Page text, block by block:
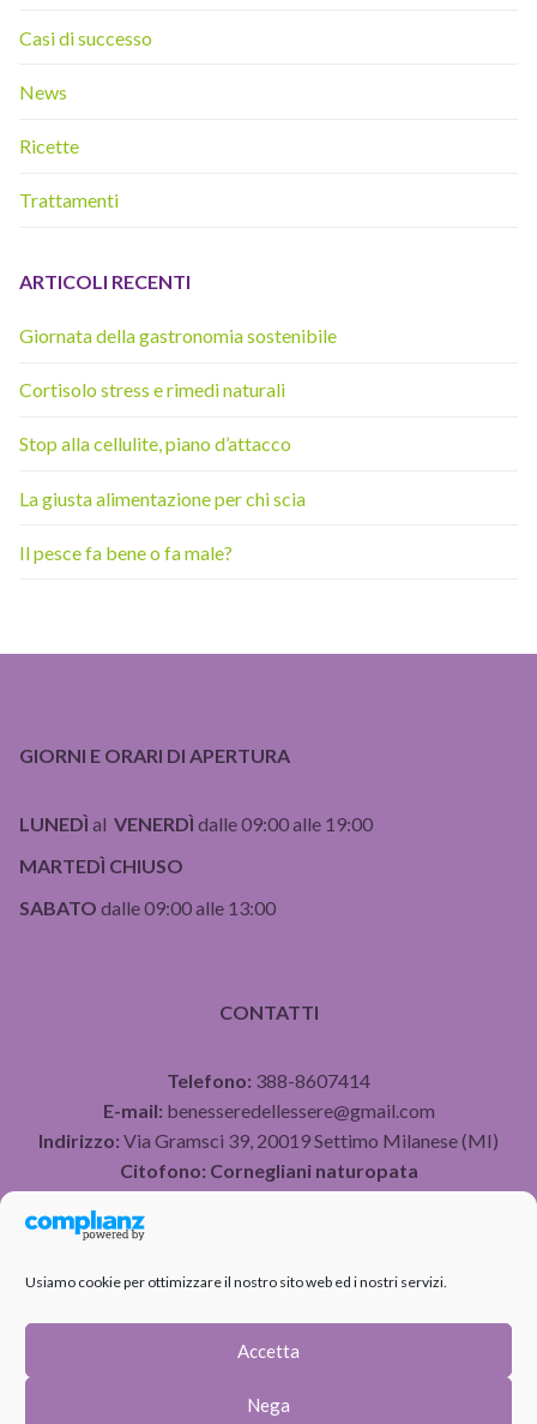
Usiamo cookie per ottimizzare il nostro sito web ed i nostri servizi.
Accetta
Nega
Casi di successo
News
Ricette
Trattamenti
ARTICOLI RECENTI
Giornata della gastronomia sostenibile
Cortisolo stress e rimedi naturali
Stop alla cellulite, piano d’attacco
La giusta alimentazione per chi scia
Il pesce fa bene o fa male?
GIORNI E ORARI DI APERTURA
LUNEDÌ al VENERDÌ dalle 09:00 alle 19:00
MARTEDÌ CHIUSO
SABATO dalle 09:00 alle 13:00
CONTATTI
Telefono: 388-8607414
E-mail: benesseredellessere@gmail.com
Indirizzo: Via Gramsci 39, 20019 Settimo Milanese (MI)
Citofono: Cornegliani naturopata
COOKIE POLICY